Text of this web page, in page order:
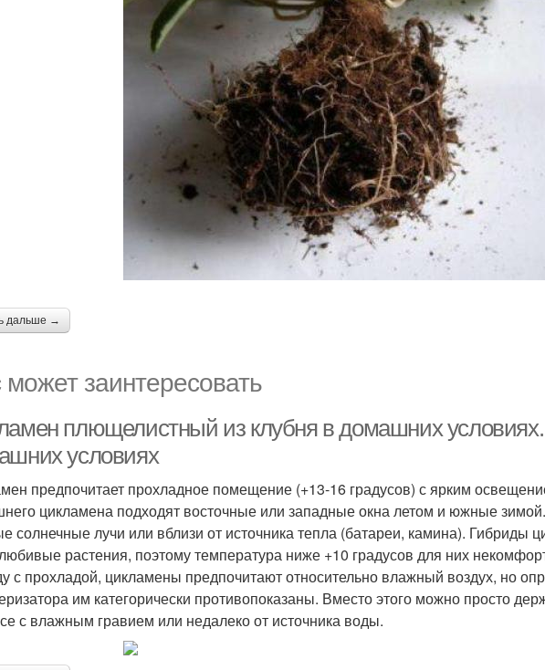
дальше →
заинтересовать
плющелистный из клубня в домашних
условиях
предпочитает прохладное помещение (+13-16 градусов) с ярким
цикламена подходят восточные или западные окна летом и южные
солнечные лучи или вблизи от источника тепла (батареи, камина). Гибриды
растения, поэтому температура ниже +10 градусов для них
с прохладой, цикламены предпочитают относительно влажный воздух, но
им категорически противопоказаны. Вместо этого можно просто
с влажным гравием или недалеко от источника воды.